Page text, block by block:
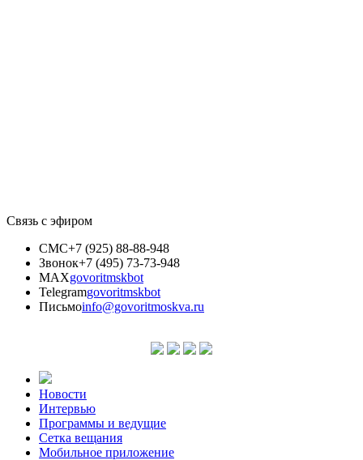
Связь с эфиром
СМС+7 (925) 88-88-948
Звонок+7 (495) 73-73-948
MAXgovoritmskbot
Telegramgovoritmskbot
Письмоinfo@govoritmoskva.ru
Новости
Интервью
Программы и ведущие
Сетка вещания
Мобильное приложение